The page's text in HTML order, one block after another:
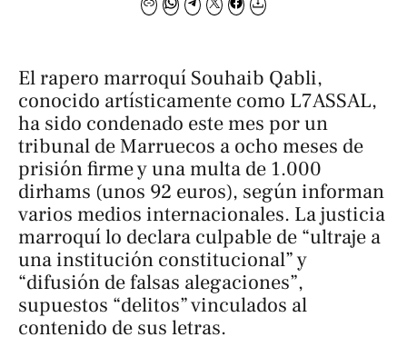
El rapero marroquí Souhaib Qabli,
conocido artísticamente como L7ASSAL,
ha sido condenado este mes por un
tribunal de Marruecos a ocho meses de
prisión firme y una multa de 1.000
dirhams (unos 92 euros), según informan
varios medios internacionales. La justicia
marroquí lo declara culpable de “ultraje a
una institución constitucional” y
“difusión de falsas alegaciones”,
supuestos “delitos” vinculados al
contenido de sus letras.